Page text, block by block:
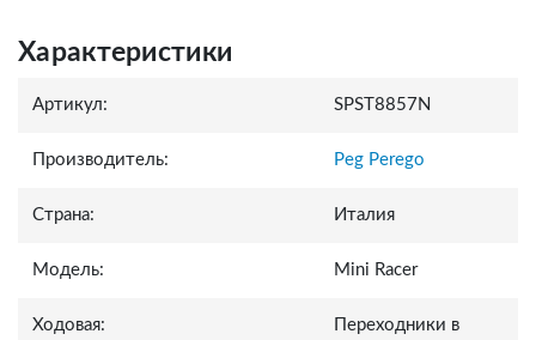
Характеристики
Артикул: SPST8857N
Производитель: Peg Perego
Страна: Италия
Модель: Mini Racer
Ходовая:
Переходники в